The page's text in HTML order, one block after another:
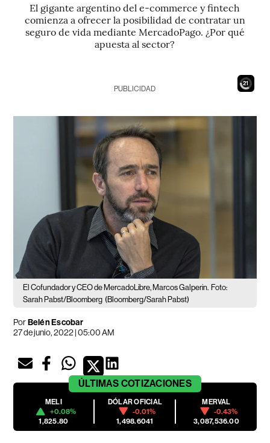
El gigante argentino del e-commerce y fintech
comienza a ofrecer la posibilidad de contratar un
seguro de vida mediante MercadoPago. ¿Por qué
apuesta al sector?
19
PUBLICIDAD
El Cofundador y CEO de MercadoLibre, Marcos Galperin. Foto:
Sarah Pabst/Bloomberg (Bloomberg/Sarah Pabst)
PorBelén Escobar
27 de junio, 2022 | 05:00 AM
ÚLTIMAS COTIZACIONES
MELI
+0.08%
1,825.80
DÓLAR OFICIAL
-0.01%
1,498.6041
MERVAL
-0.43%
3,087,536.00